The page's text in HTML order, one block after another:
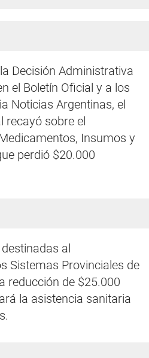
Decisión Administrativa
el Boletín Oficial y a los
Noticias Argentinas, el
sobre el
Insumos y
perdió $20.000
al
Sistemas Provinciales de
reducción de $25.000
la asistencia sanitaria